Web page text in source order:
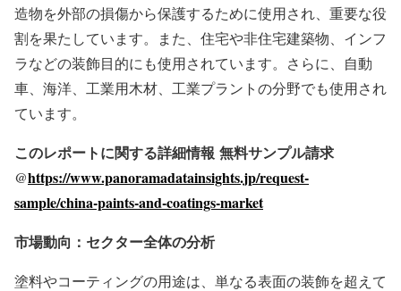
造物を外部の損傷から保護するために使用され、重要な役
割を果たしています。また、住宅や非住宅建築物、インフ
ラなどの装飾目的にも使用されています。さらに、自動
車、海洋、工業用木材、工業プラントの分野でも使用され
ています。
このレポートに関する詳細情報 無料サンプル請求
@https://www.panoramadatainsights.jp/request-
sample/china-paints-and-coatings-market
市場動向：セクター全体の分析
塗料やコーティングの用途は、単なる表面の装飾を超えて